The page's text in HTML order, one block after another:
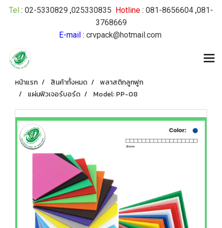
Tel : 02-5330829 ,025330835 Hotline : 081-8656604 ,081-
3768669
E-mail: crvpack@hotmail.com
หน้าแรก สินค้าทั้งหมด
พลาสติกลูกฟูก
แผ่นฟิวเจอร์บอร์ด
Model: PP-08